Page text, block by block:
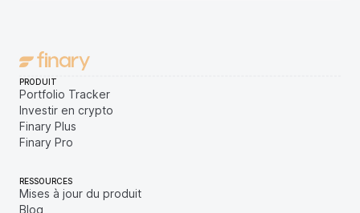
PRODUIT
Portfolio Tracker
Investir en crypto
Finary Plus
Finary Pro
RESSOURCES
Mises à jour du produit
Blog